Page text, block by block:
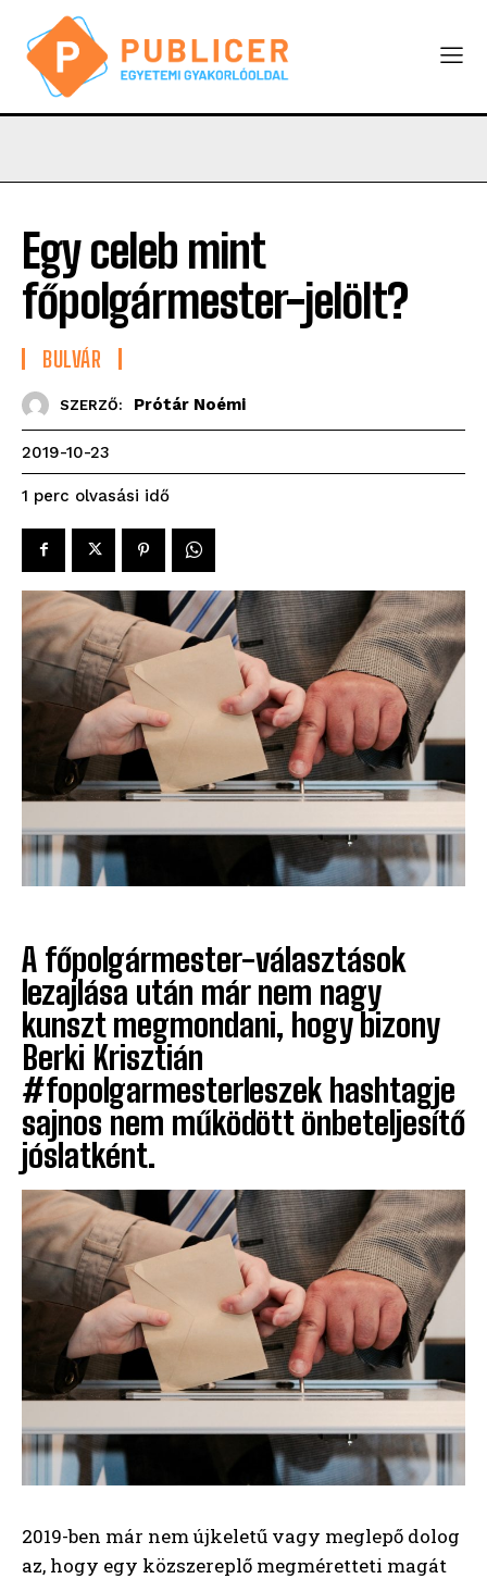
Egy celeb mint
főpolgármester-jelölt?
BULVÁR
SZERZŐ: Prótár Noémi
2019-10-23
1 perc olvasási idő
A főpolgármester-választások
lezajlása után már nem nagy
kunszt megmondani, hogy bizony
Berki Krisztián
#fopolgarmesterleszek hashtagje
sajnos nem működött önbeteljesítő
jóslatként.
2019-ben már nem újkeletű vagy meglepő dolog
az, hogy egy közszereplő megméretteti magát